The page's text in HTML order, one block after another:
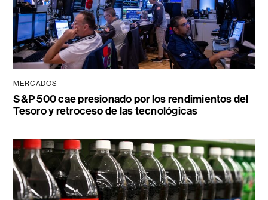
MERCADOS
S&P 500 cae presionado por los rendimientos del
Tesoro y retroceso de las tecnológicas